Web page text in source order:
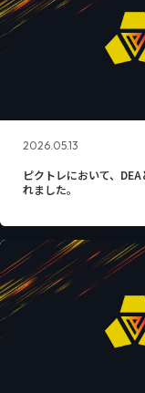
2026.05.13
ピクトレにおいて、
れました。